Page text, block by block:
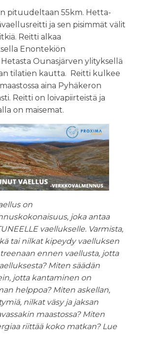
pituudeltaan 55km. Hetta-
ja sen pisimmät välit
Reitti alkaa
Enontekiön
Ounasjärven ylityksellä
tilatien kautta. Reitti kulkee
aina Pyhäkeron
Reitti on loivapiirteistä ja
on maisemat.
on
joka antaa
vaellukselle. Varmista,
tai nilkat kipeydy vaelluksen
ennen vaellusta, jotta
Miten säädän
jotta kantaminen on
helppoa? Miten askellan,
nilkat väsy ja jaksan
maastossa? Miten
riittää koko matkan? Lue